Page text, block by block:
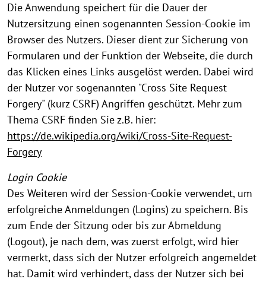
Die Anwendung speichert für die Dauer der
Nutzersitzung einen sogenannten Session-Cookie im
Browser des Nutzers. Dieser dient zur Sicherung von
Formularen und der Funktion der Webseite, die durch
das Klicken eines Links ausgelöst werden. Dabei wird
der Nutzer vor sogenannten "Cross Site Request
Forgery" (kurz CSRF) Angriffen geschützt. Mehr zum
Thema CSRF finden Sie z.B. hier:
https://de.wikipedia.org/wiki/Cross-Site-Request-
Forgery
Login Cookie
Des Weiteren wird der Session-Cookie verwendet, um
erfolgreiche Anmeldungen (Logins) zu speichern. Bis
zum Ende der Sitzung oder bis zur Abmeldung
(Logout), je nach dem, was zuerst erfolgt, wird hier
vermerkt, dass sich der Nutzer erfolgreich angemeldet
hat. Damit wird verhindert, dass der Nutzer sich bei